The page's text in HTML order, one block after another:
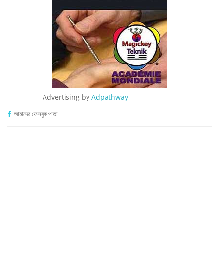
Advertising by Adpathway
আমাদের ফেসবুক পাতা